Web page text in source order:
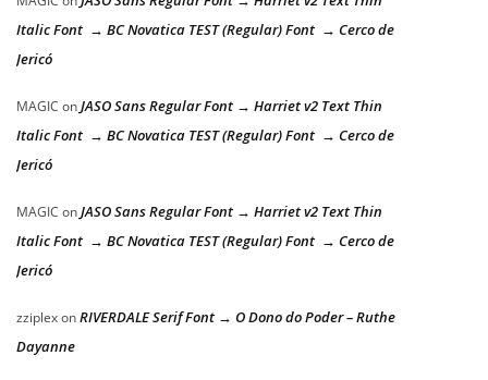
Italic Font → BC Novatica TEST (Regular) Font → Cerco de
Jericó
MAGIC onJASO Sans Regular Font → Harriet v2 Text Thin
Italic Font → BC Novatica TEST (Regular) Font → Cerco de
Jericó
MAGIC onJASO Sans Regular Font → Harriet v2 Text Thin
Italic Font → BC Novatica TEST (Regular) Font → Cerco de
Jericó
zziplexonRIVERDALE Serif Font → O Dono do Poder – Ruthe
Dayanne